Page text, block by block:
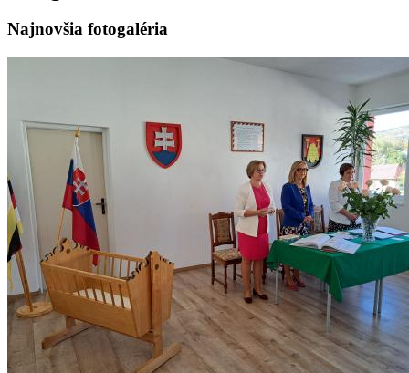
Najnovšia fotogaléria